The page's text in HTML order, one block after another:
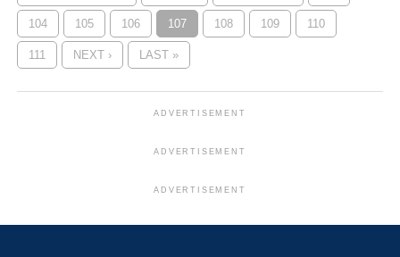
104 105 106 107 108 109 110
111 NEXT › LAST »
ADVERTISEMENT
ADVERTISEMENT
ADVERTISEMENT